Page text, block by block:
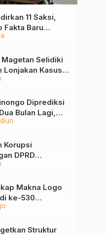
11 Saksi,
Fakta Baru
Wali Kota
Selidiki
Lonjakan Kasus
Lembeyan,
Diprediksi
Bulan Lagi,
Kota Madiun
Sampah
Korupsi
DPRD
Jadi Alarm,
Tata Kelola
Makna Logo
ke-530
Angka 530
Struktur